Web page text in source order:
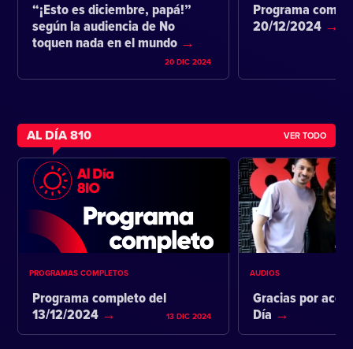
“¡Esto es diciembre, papá!”
según la audiencia de No
toquen nada en el mundo
20 DIC 2024
Programa
20/12/2024
AL DÍA 810 VER TODO
PROGRAMAS COMPLETOS
Programa completo del
13/12/2024
13 DIC 2024
AUDIOS
Gracias por
Día